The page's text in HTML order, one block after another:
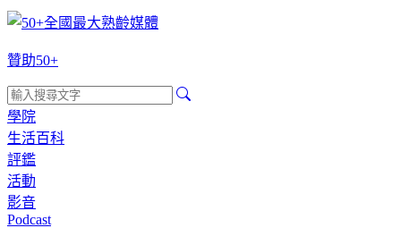
贊助50+
學院
生活百科
評鑑
活動
影音
Podcast